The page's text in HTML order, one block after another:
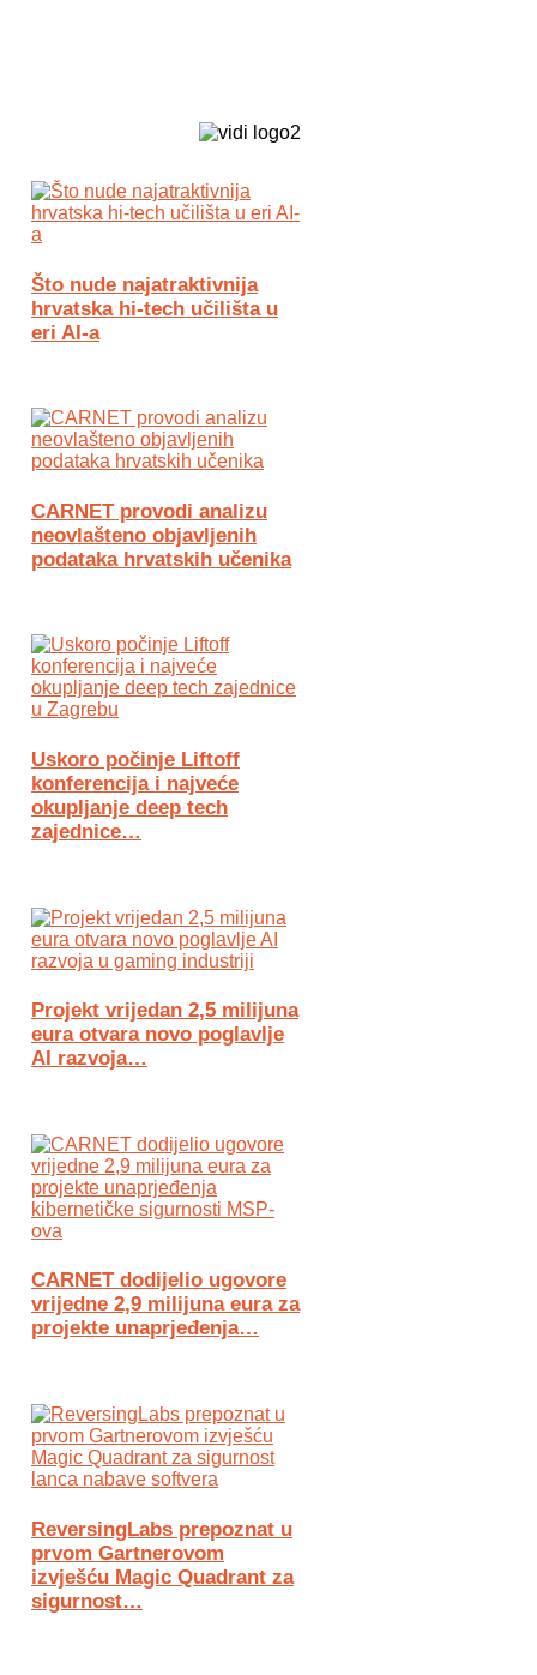
Što nude najatraktivnija
hrvatska hi-tech učilišta u
eri AI-a
CARNET provodi analizu
neovlašteno objavljenih
podataka hrvatskih učenika
Uskoro počinje Liftoff
konferencija i najveće
okupljanje deep tech
zajednice…
Projekt vrijedan 2,5 milijuna
eura otvara novo poglavlje
AI razvoja…
CARNET dodijelio ugovore
vrijedne 2,9 milijuna eura za
projekte unaprjeđenja…
ReversingLabs prepoznat u
prvom Gartnerovom
izvješću Magic Quadrant za
sigurnost…